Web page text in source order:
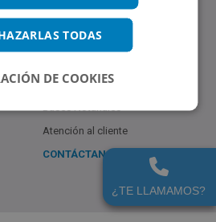
Política de Privacidad
Atención al cliente
CONTÁCTANOS
TODAS
DE COOKIES